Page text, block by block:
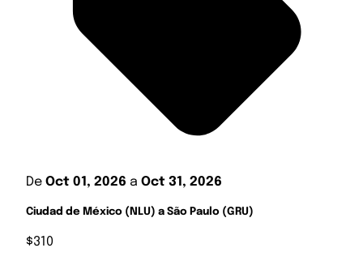
De Oct 01, 2026 a Oct 31, 2026
Ciudad de México (NLU) a São Paulo (GRU)
$310